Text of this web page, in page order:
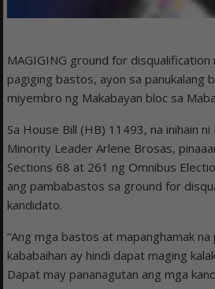
MAGIGING ground for disqualification
pagiging bastos, ayon sa panukalang
miyembro ng Makabayan bloc sa
Sa House Bill (HB) 11493, na inihain
Minority Leader Arlene Brosas,
Sections 68 at 261 ng Omnibus
ang pambabastos sa ground for
kandidato.
“Ang mga bastos at mapanghamak na
kababaihan ay hindi dapat maging
Dapat may pananagutan ang mga